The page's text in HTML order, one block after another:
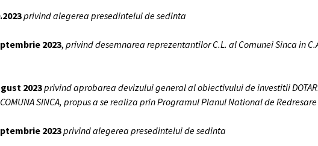
privind alegerea presedintelui de sedinta
2023, privind desemnarea reprezentantilor C.L. al Comunei Sinca in
2023privind aprobarea devizului general al obiectivului de investitii DOTAREA
COMUNA SINCA, propus a se realiza prin Programul Planul National de
2023privind alegerea presedintelui de sedinta